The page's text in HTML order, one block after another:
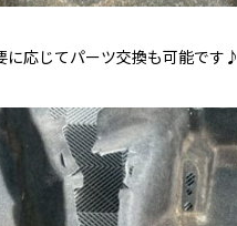
に応じてパーツ交換も可能です♪